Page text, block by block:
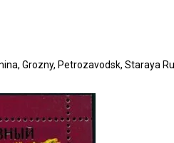
Grozny, Petrozavodsk, Staraya